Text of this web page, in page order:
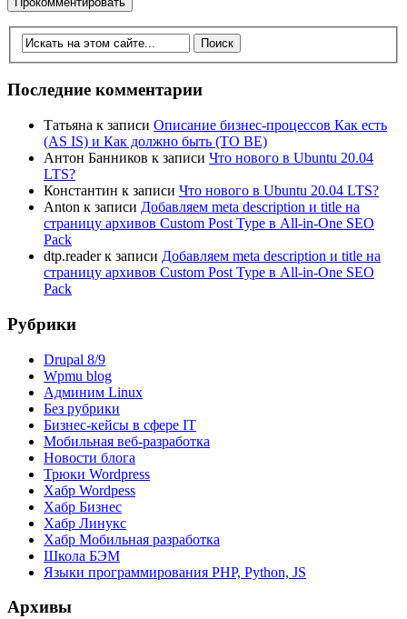
Последние комментарии
Татьяна к записи Описание бизнес-процессов Как есть
(AS IS) и Как должно быть (TO BE)
Антон Банников к записи Что нового в Ubuntu 20.04
LTS?
Константин к записи Что нового в Ubuntu 20.04 LTS?
Anton к записи Добавляем meta description и title на
страницу архивов Custom Post Type в All-in-One SEO
Pack
dtp.readerк записи Добавляем meta description и title на
страницу архивов Custom Post Type в All-in-One SEO
Pack
Рубрики
Drupal 8/9
Wpmu blog
Админим Linux
Без рубрики
Бизнес-кейсы в сфере IT
Мобильная веб-разработка
Новости блога
Трюки Wordpress
Хабр Wordpess
Хабр Бизнес
Хабр Линукс
Хабр Мобильная разработка
Школа БЭМ
Языки программирования PHP, Python, JS
Архивы